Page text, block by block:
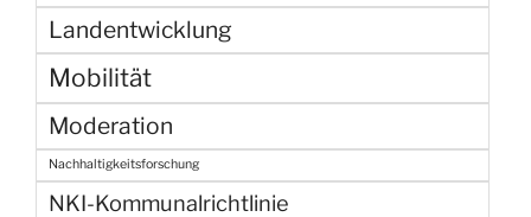
Landentwicklung
Mobilität
Moderation
Nachhaltigkeitsforschung
NKI-Kommunalrichtlinie